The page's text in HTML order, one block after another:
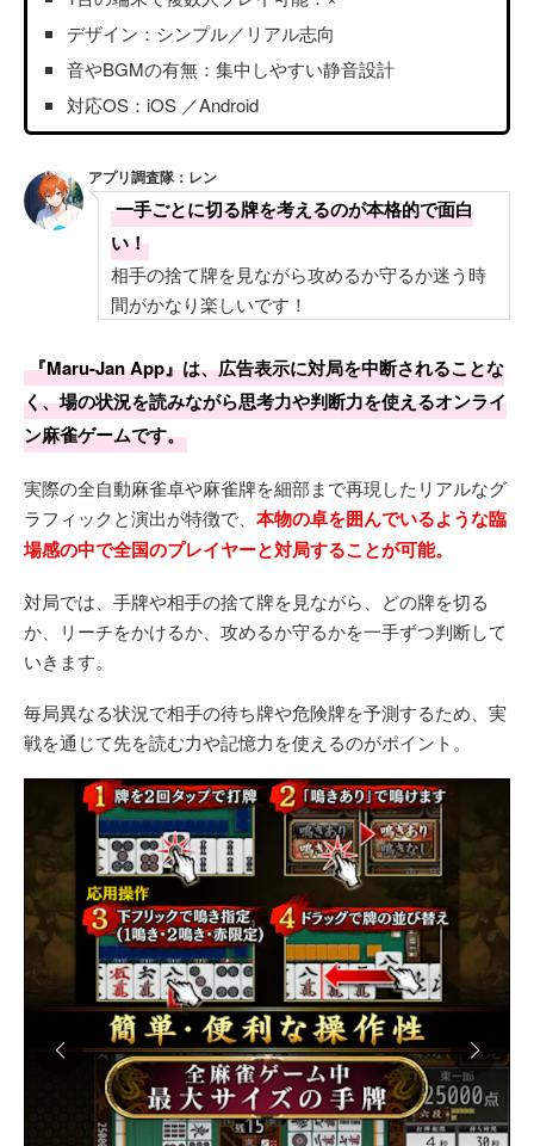
デザイン：シンプル／リアル志向
音やBGMの有無：集中しやすい静音設計
対応OS：iOS ／Android
アプリ調査隊：レン
一手ごとに切る牌を考えるのが本格的で面白
い！
相手の捨て牌を見ながら攻めるか守るか迷う時
間がかなり楽しいです！
『Maru-Jan App』は、広告表示に対局を中断されることな
く、場の状況を読みながら思考力や判断力を使えるオンライ
ン麻雀ゲームです。
実際の全自動麻雀卓や麻雀牌を細部まで再現したリアルなグ
ラフィックと演出が特徴で、 本物の卓を囲んでいるような臨
場感の中で全国のプレイヤーと対局することが可能。
対局では、手牌や相手の捨て牌を見ながら、どの牌を切る
か、リーチをかけるか、攻めるか守るかを一手ずつ判断して
いきます。
毎局異なる状況で相手の待ち牌や危険牌を予測するため、実
戦を通じて先を読む力や記憶力を使えるのがポイント。